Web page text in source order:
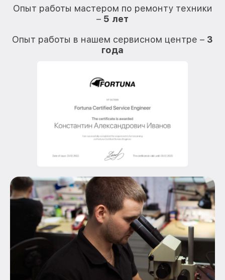
Опыт работы мастером по ремонту техники
– 5 лет
Опыт работы в нашем сервисном центре – 3
года